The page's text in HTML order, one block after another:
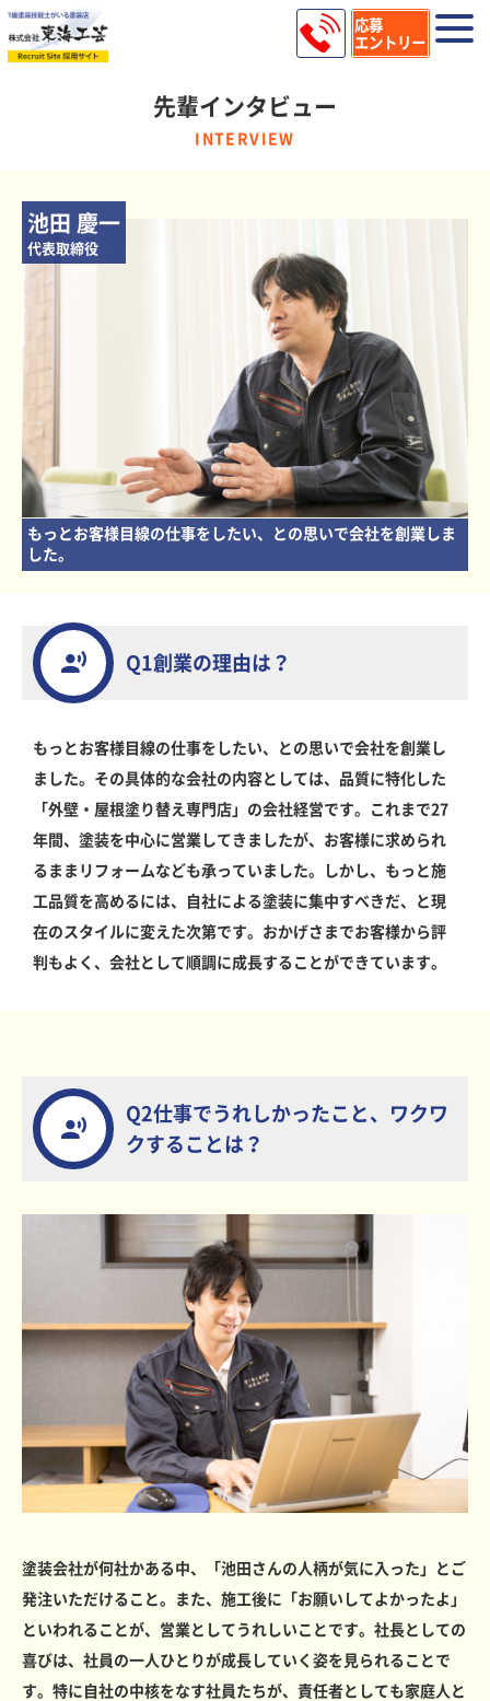
応募
エントリー
先輩インタビュー
INTERVIEW
池田 慶一
代表取締役
もっとお客様目線の仕事をしたい、との思いで会社を創業しま
した。
Q1創業の理由は？
もっとお客様目線の仕事をしたい、との思いで会社を創業し
ました。その具体的な会社の内容としては、品質に特化した
「外壁・屋根塗り替え専門店」の会社経営です。これまで27
年間、塗装を中心に営業してきましたが、お客様に求められ
るままリフォームなども承っていました。しかし、もっと施
工品質を高めるには、自社による塗装に集中すべきだ、と現
在のスタイルに変えた次第です。おかげさまでお客様から評
判もよく、会社として順調に成長することができています。
Q2仕事でうれしかったこと、ワクワ
クすることは？
塗装会社が何社かある中、「池田さんの人柄が気に入った」とご
発注いただけること。また、施工後に「お願いしてよかったよ」
といわれることが、営業としてうれしいことです。社長としての
喜びは、社員の一人ひとりが成長していく姿を見られることで
す。特に自社の中核をなす社員たちが、責任者としても家庭人と